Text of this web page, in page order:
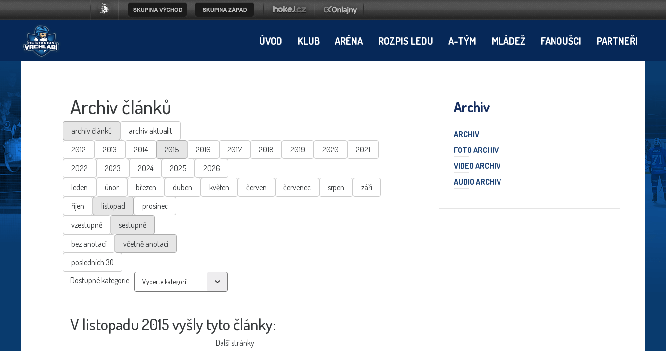
ÚVOD KLUB ARÉNA ROZPIS LEDU A-TÝM MLÁDEŽ FANOUŠCI PARTNEŘI
Archiv článků
archiv článků
archiv aktualit
2012
2013 2014 2015 2016 2017 2018 2019 2020
2021
2022
2023 2024 2025
2026
leden
únor březen duben květen červen červenec srpen
září
říjen
listopad
prosinec
vzestupně
sestupně
bez anotací
včetně anotací
posledních 30
Dostupné kategorie
V listopadu 2015 vyšly tyto články:
Další stránky
Archiv
ARCHIV
FOTO ARCHIV
VIDEO ARCHIV
AUDIO ARCHIV